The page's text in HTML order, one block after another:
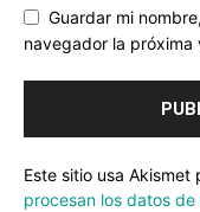
Guardar mi
navegador la próxima
Este sitio usa Akismet
procesan los datos